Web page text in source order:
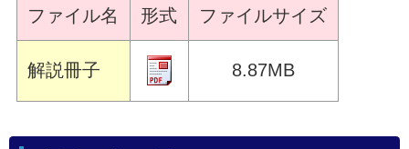
ファイル名 形式 ファイルサイズ
解説冊子 8.87MB